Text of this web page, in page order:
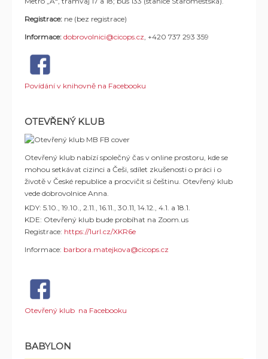
Registrace: ne (bez registrace)
Informace: dobrovolnici@cicops.cz, +420 737 293 359
Povídání v knihovně na Facebooku
OTEVŘENÝ KLUB
Otevřený klub nabízí společný čas v online prostoru, kde se
mohou setkávat cizinci a Češi, sdílet zkušenosti o práci i o
životě v České republice a procvičit si češtinu. Otevřený klub
vede dobrovolnice Anna.
KDY: 5.10., 19.10., 2.11., 16.11., 30.11, 14.12., 4.1. a 18.1.
KDE: Otevřený klub bude probíhat na Zoom.us
Registrace: https://1url.cz/XKR6e
Informace: barbora.matejkova@cicops.cz
Otevřený klub na Facebooku
BABYLON